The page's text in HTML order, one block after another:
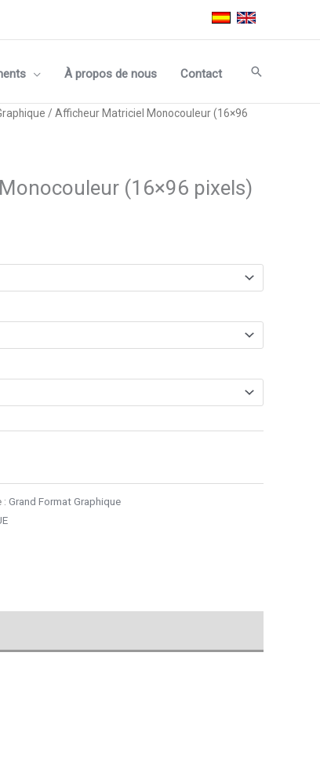
À propos de nous Contact
/ Afficheur Matriciel Monocouleur (16×96
(16×96 pixels)
: Grand Format Graphique